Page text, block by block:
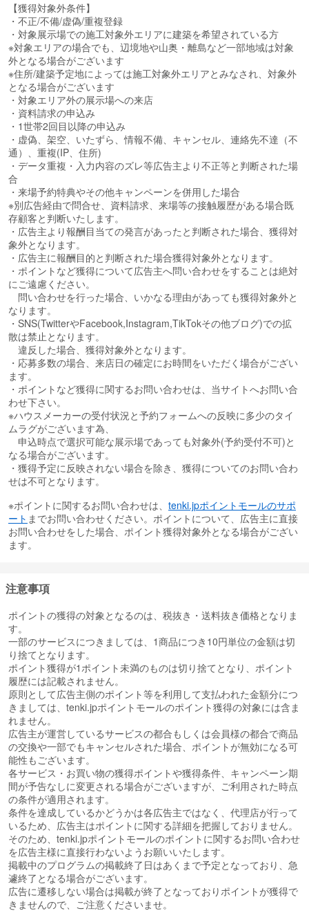
【獲得対象外条件】
・不正/不備/虚偽/重複登録
・対象展示場での施工対象外エリアに建築を希望されている方
※対象エリアの場合でも、辺境地や山奥・離島など一部地域は対象
外となる場合がございます
※住所/建築予定地によっては施工対象外エリアとみなされ、対象外
となる場合がございます
・対象エリア外の展示場への来店
・資料請求の申込み
・1世帯2回目以降の申込み
・虚偽、架空、いたずら、情報不備、キャンセル、連絡先不達（不
通）、重複(IP、住所)
・データ重複・入力内容のズレ等広告主より不正等と判断された場
合
・来場予約特典やその他キャンペーンを併用した場合
※別広告経由で問合せ、資料請求、来場等の接触履歴がある場合既
存顧客と判断いたします。
・広告主より報酬目当ての発言があったと判断された場合、獲得対
象外となります。
・広告主に報酬目的と判断された場合獲得対象外となります。
・ポイントなど獲得について広告主へ問い合わせをすることは絶対
にご遠慮ください。
問い合わせを行った場合、いかなる理由があっても獲得対象外と
なります。
・SNS(TwitterやFacebook,Instagram,TikTokその他ブログ)での拡
散は禁止となります。
違反した場合、獲得対象外となります。
・応募多数の場合、来店日の確定にお時間をいただく場合がござい
ます。
・ポイントなど獲得に関するお問い合わせは、当サイトへお問い合
わせ下さい。
※ハウスメーカーの受付状況と予約フォームへの反映に多少のタイ
ムラグがございます為、
申込時点で選択可能な展示場であっても対象外(予約受付不可)と
なる場合がございます。
・獲得予定に反映されない場合を除き、獲得についてのお問い合わ
せは不可となります。
※ポイントに関するお問い合わせは、 tenki.jpポイントモールのサポ
ート までお問い合わせください。ポイントについて、広告主に直接
お問い合わせをした場合、ポイント獲得対象外となる場合がござい
ます。
注意事項
ポイントの獲得の対象となるのは、税抜き・送料抜き価格となりま
す。
一部のサービスにつきましては、1商品につき10円単位の金額は切
り捨てとなります。
ポイント獲得が1ポイント未満のものは切り捨てとなり、ポイント
履歴には記載されません。
原則として広告主側のポイント等を利用して支払われた金額分につ
きましては、tenki.jpポイントモールのポイント獲得の対象には含ま
れません。
広告主が運営しているサービスの都合もしくは会員様の都合で商品
の交換や一部でもキャンセルされた場合、ポイントが無効になる可
能性もございます。
各サービス・お買い物の獲得ポイントや獲得条件、キャンペーン期
間が予告なしに変更される場合がございますが、ご利用された時点
の条件が適用されます。
条件を達成しているかどうかは各広告主ではなく、代理店が行って
いるため、広告主はポイントに関する詳細を把握しておりません。
そのため、tenki.jpポイントモールのポイントに関するお問い合わせ
を広告主様に直接行わないようお願いいたします。
掲載中のプログラムの掲載終了日はあくまで予定となっており、急
遽終了となる場合がございます。
広告に遷移しない場合は掲載が終了となっておりポイントが獲得で
きませんので、ご注意くださいませ。